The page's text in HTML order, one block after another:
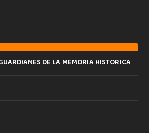
DE LA MEMORIA HISTORICA